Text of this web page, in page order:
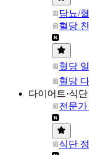
당뇨/
혈당
혈당 일
혈당
다이어트·식단
전문
식단